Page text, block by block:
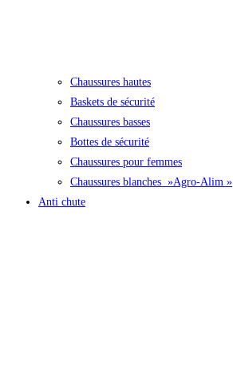
Chaussures hautes
Baskets de sécurité
Chaussures basses
Bottes de sécurité
Chaussures pour femmes
Chaussures blanches »Agro-Alim »
Anti chute